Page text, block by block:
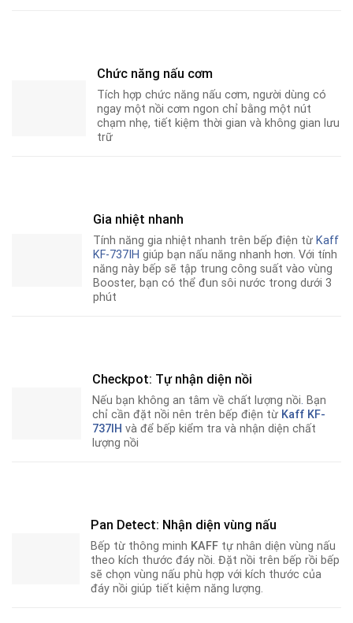
Chức năng nấu cơm
Tích hợp chức năng nấu cơm, người dùng có
ngay một nồi cơm ngon chỉ bằng một nút
chạm nhẹ, tiết kiệm thời gian và không gian lưu
trữ
Gia nhiệt nhanh
Tính năng gia nhiệt nhanh trên bếp điện từ Kaff
KF-737IH giúp bạn nấu năng nhanh hơn. Với tính
năng này bếp sẽ tập trung công suất vào vùng
Booster, bạn có thể đun sôi nước trong dưới 3
phút
Checkpot: Tự nhận diện nồi
Nếu bạn không an tâm về chất lượng nồi. Bạn
chỉ cần đặt nồi nên trên bếp điện từ Kaff KF-
737IH và để bếp kiểm tra và nhận diện chất
lượng nồi
Pan Detect: Nhận diện vùng nấu
Bếp từ thông minh KAFF tự nhân diện vùng nấu
theo kích thước đáy nồi. Đặt nồi trên bếp rồi bếp
sẽ chọn vùng nấu phù hợp với kích thước của
đáy nồi giúp tiết kiệm năng lượng.